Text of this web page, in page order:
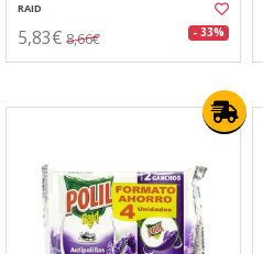
RAID
5,83€ 8,66€ - 33%